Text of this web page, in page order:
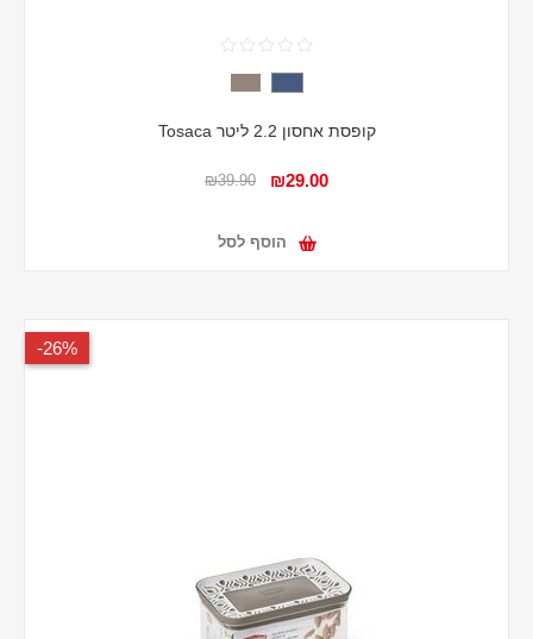
קופסת אחסון 2.2 ליטר Tosaca
₪29.00
₪39.90
הוסף לסל
26%-